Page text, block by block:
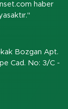
haber
Bozgan Apt.
Cad. No: 3/C -